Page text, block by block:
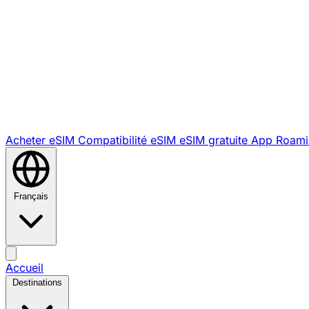
Acheter eSIM Compatibilité eSIM eSIM gratuite App Roami
Français
Accueil
Destinations